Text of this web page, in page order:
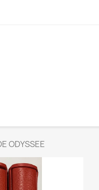
ODYSSEE